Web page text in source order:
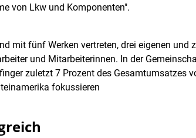
von Lkw und Komponenten".
mit fünf Werken vertreten, drei eigenen und
und Mitarbeiterinnen. In der
zuletzt 7 Prozent des Gesamtumsatzes
fokussieren